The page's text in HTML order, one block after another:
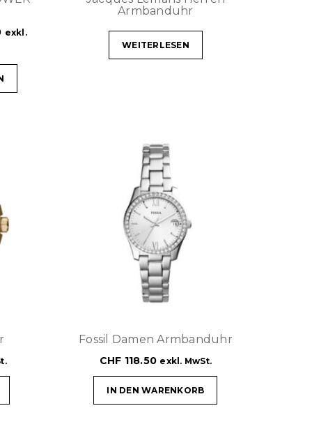
exkl.
Armbanduhr
WEITERLESEN
Fossil Damen Armbanduhr
CHF 118.50 exkl. MwSt.
IN DEN WARENKORB